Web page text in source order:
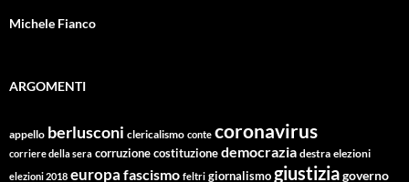
Michele Fianco
ARGOMENTI
appello berlusconi clericalismo conte coronavirus
corriere della sera corruzionecostituzionedemocrazia destra elezioni
elezioni 2018 europa fascismo feltri giornalismogiustiziagoverno